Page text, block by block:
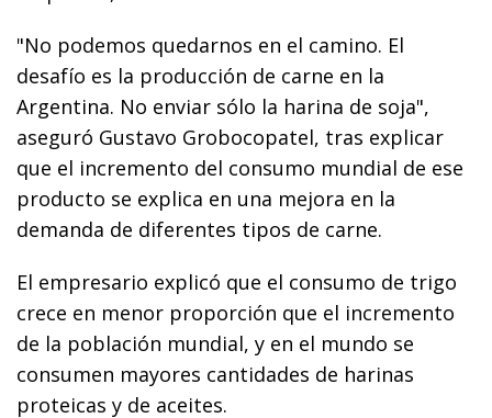
"No podemos quedarnos en el camino. El
desafío es la producción de carne en la
Argentina. No enviar sólo la harina de soja",
aseguró Gustavo Grobocopatel, tras explicar
que el incremento del consumo mundial de ese
producto se explica en una mejora en la
demanda de diferentes tipos de carne.
El empresario explicó que el consumo de trigo
crece en menor proporción que el incremento
de la población mundial, y en el mundo se
consumen mayores cantidades de harinas
proteicas y de aceites.